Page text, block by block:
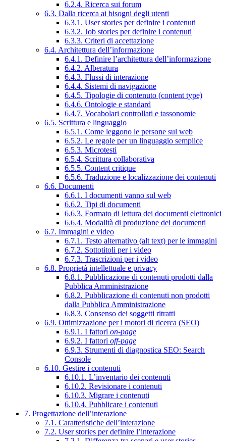
6.2.4. Ricerca sui forum
6.3. Dalla ricerca ai bisogni degli utenti
6.3.1. User stories per definire i contenuti
6.3.2. Job stories per definire i contenuti
6.3.3. Criteri di accettazione
6.4. Architettura dell’informazione
6.4.1. Definire l’architettura dell’informazione
6.4.2. Alberatura
6.4.3. Flussi di interazione
6.4.4. Sistemi di navigazione
6.4.5. Tipologie di contenuto (content type)
6.4.6. Ontologie e standard
6.4.7. Vocabolari controllati e tassonomie
6.5. Scrittura e linguaggio
6.5.1. Come leggono le persone sul web
6.5.2. Le regole per un linguaggio semplice
6.5.3. Microtesti
6.5.4. Scrittura collaborativa
6.5.5. Content critique
6.5.6. Traduzione e localizzazione dei contenuti
6.6. Documenti
6.6.1. I documenti vanno sul web
6.6.2. Tipi di documenti
6.6.3. Formato di lettura dei documenti elettronici
6.6.4. Modalità di produzione dei documenti
6.7. Immagini e video
6.7.1. Testo alternativo (alt text) per le immagini
6.7.2. Sottotitoli per i video
6.7.3. Trascrizioni per i video
6.8. Proprietà intellettuale e privacy
6.8.1. Pubblicazione di contenuti prodotti dalla
Pubblica Amministrazione
6.8.2. Pubblicazione di contenuti non prodotti
dalla Pubblica Amministrazione
6.8.3. Consenso dei soggetti ritratti
6.9. Ottimizzazione per i motori di ricerca (SEO)
6.9.1. I fattori on-page
6.9.2. I fattori off-page
6.9.3. Strumenti di diagnostica SEO: Search
Console
6.10. Gestire i contenuti
6.10.1. L’inventario dei contenuti
6.10.2. Revisionare i contenuti
6.10.3. Migrare i contenuti
6.10.4. Pubblicare i contenuti
7. Progettazione dell’interazione
7.1. Caratteristiche dell’interazione
7.2. User stories per definire l’interazione